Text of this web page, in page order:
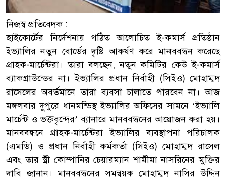
নিজস্ব প্রতিবেদক :
হাইকোর্টের নির্দেশনায় গঠিত আলোচিত ই-কমার্স প্রতিষ্ঠান
ইভ্যালির নতুন বোর্ডের দৃষ্টি আকর্ষণ করে মানববন্ধন করেছে
গ্রাহক-মার্চেন্টরা। তারা বলছেন, নতুন কমিটির কেউ ই-কমার্স
ব্যাকগ্রাউন্ডের না। ইভ্যালির প্রধান নির্বাহী (সিইও) মোহাম্মদ
রাসেলের অবর্তমানে তারা ব্যবসা চালাতে পারবেন না। আজ
মঙ্গলবার দুপুরে ধানমন্ডিস্থ ইভ্যালির অফিসের সামনে ‘ইভ্যালি
মার্চেন্ট ও ভক্তবৃন্দের’ ব্যানারে মানববন্ধনের আয়োজন করা হয়।
মানববন্ধনে গ্রাহক-মার্চেন্টরা ইভ্যালির ব্যবস্থাপনা পরিচালক
(এমডি) ও প্রধান নির্বাহী কর্মকর্তা (সিইও) মোহাম্মদ রাসেল
এবং তার স্ত্রী কোম্পানির চেয়ারম্যান শামীমা নাসরিনের মুক্তির
দাবি জানান। মানববন্ধনের সমন্বয়ক মোহাম্মদ নাসির উদ্দিন